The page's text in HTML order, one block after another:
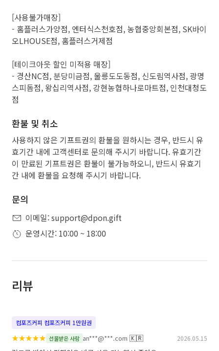
[사용불가매장]
- 홈플러스가양점, 엔터식스천호점, 농협중앙회본점, SK바이
오LHOUSE점, 홈플러스거제점
[테이크아웃 할인 미적용 매장]
- 경산NC점, 분당미금점, 울릉도도동점, 신도림역사점, 광명
스피돔점, 왕십리역사점, 강현농협하나로마트점, 인천대청도
점
환불 및 취소
사용하지 않은 기프트권의 환불을 원하시는 경우, 반드시 유
효기간 내에 고객센터로 문의해 주시기 바랍니다. 유효기간
이 만료된 기프트권은 환불이 불가능하오니, 반드시 유효기
간 내에 환불을 요청해 주시기 바랍니다.
문의
이메일: support@dpon.gift
운영시간: 10:00 ~ 18:00
리뷰
컴포즈커피 컴포즈커피 1만원권
★★★★★ 선물받은 사람 an***@***.com 🇰🇷 2026.05.15